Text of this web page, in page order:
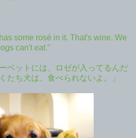
some rosé in it. That's wine. We
can't eat."
ベットには、ロゼが入ってるんだ
たち犬は、食べられないよ。」